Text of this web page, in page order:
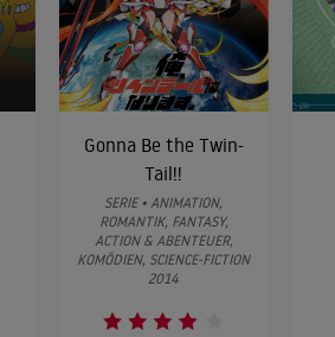
Gonna Be the Twin-
Tail!!
SERIE • ANIMATION,
ROMANTIK, FANTASY,
ACTION & ABENTEUER,
KOMÖDIEN, SCIENCE-FICTION
2014